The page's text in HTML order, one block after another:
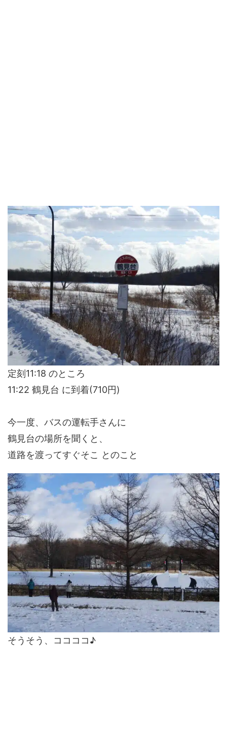
定刻11:18 のところ
11:22 鶴見台 に到着(710円)
今一度、バスの運転手さんに
鶴見台の場所を聞くと、
道路を渡ってすぐそこ とのこと
そうそう、ココココ♪